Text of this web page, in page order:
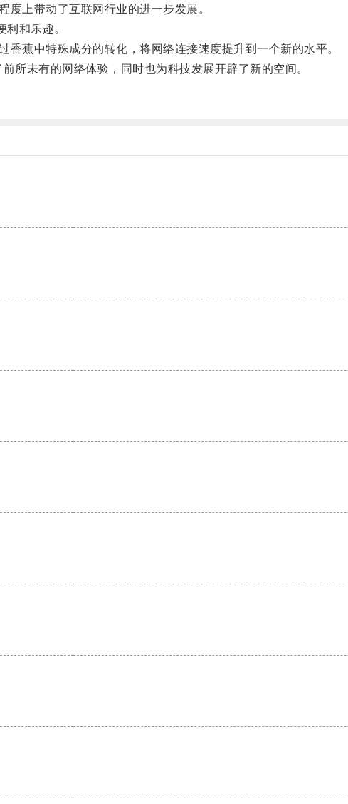
上带动了互联网行业的进一步发展。
和乐趣。
中特殊成分的转化，将网络连接速度提升到一个新的水平。
未有的网络体验，同时也为科技发展开辟了新的空间。